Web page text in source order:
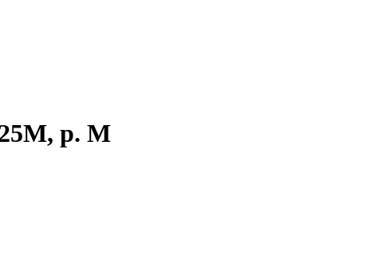
р. M